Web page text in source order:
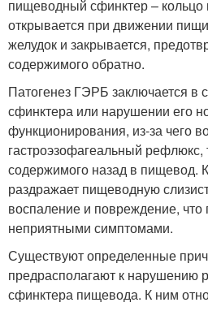
пищеводный сфинктер –
открывается при движении
желудок и закрывается,
содержимого обратно.
Патогенез ГЭРБ заключается в
сфинктера или нарушении его
функционирования, из-за чего
гастроэзофагеальный рефлюкс,
содержимого назад в пищевод.
раздражает пищеводную
воспаление и повреждение, что
неприятными симптомами.
Существуют определенные
предрасполагают к нарушению
сфинктера пищевода. К ним